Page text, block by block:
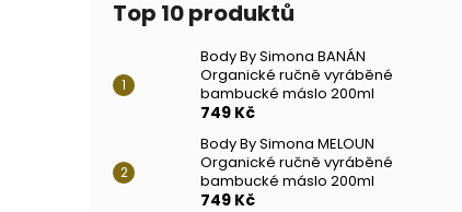
Top 10 produktů
Body By Simona BANÁN
Organické ručně vyráběné
bambucké máslo 200ml
749 Kč
Body By Simona MELOUN
Organické ručně vyráběné
bambucké máslo 200ml
749 Kč